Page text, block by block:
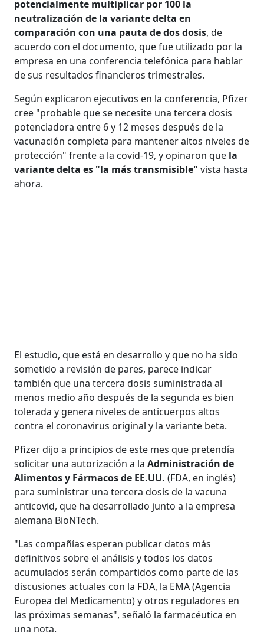
potencialmente multiplicar por 100 la
neutralización de la variante delta en
comparación con una pauta de dos dosis, de
acuerdo con el documento, que fue utilizado por la
empresa en una conferencia telefónica para hablar
de sus resultados financieros trimestrales.
Según explicaron ejecutivos en la conferencia, Pfizer
cree "probable que se necesite una tercera dosis
potenciadora entre 6 y 12 meses después de la
vacunación completa para mantener altos niveles de
protección" frente a la covid-19, y opinaron que la
variante delta es "la más transmisible" vista hasta
ahora.
El estudio, que está en desarrollo y que no ha sido
sometido a revisión de pares, parece indicar
también que una tercera dosis suministrada al
menos medio año después de la segunda es bien
tolerada y genera niveles de anticuerpos altos
contra el coronavirus original y la variante beta.
Pfizer dijo a principios de este mes que pretendía
solicitar una autorización a laAdministración de
Alimentos y Fármacos de EE.UU. (FDA, en inglés)
para suministrar una tercera dosis de la vacuna
anticovid, que ha desarrollado junto a la empresa
alemana BioNTech.
"Las compañías esperan publicar datos más
definitivos sobre el análisis y todos los datos
acumulados serán compartidos como parte de las
discusiones actuales con la FDA, la EMA (Agencia
Europea del Medicamento) y otros reguladores en
las próximas semanas", señaló la farmacéutica en
una nota.